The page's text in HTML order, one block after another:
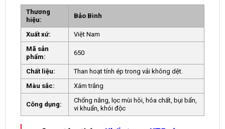
Thương
hiệu:
Bảo Bình
Xuất xứ:
Việt Nam
Mã sản
phẩm:
650
Chất liệu:
Than hoạt tính ép trong vải không dệt.
Màu sắc:
Xám trắng
Công dụng:
Chống nắng, lọc mùi hôi, hóa chất, bụi bẩn,
vi khuẩn, khói độc